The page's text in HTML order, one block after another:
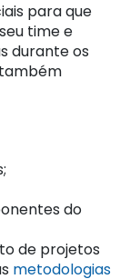
para que
time e
durante os
do
de projetos
metodologias